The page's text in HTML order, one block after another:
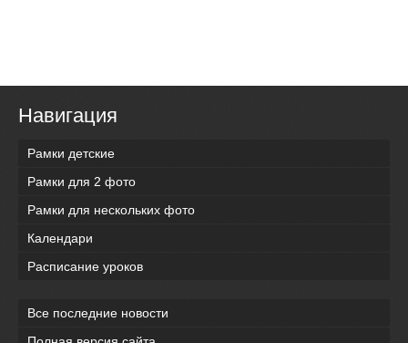
Навигация
Рамки детские
Рамки для 2 фото
Рамки для нескольких фото
Календари
Расписание уроков
Все последние новости